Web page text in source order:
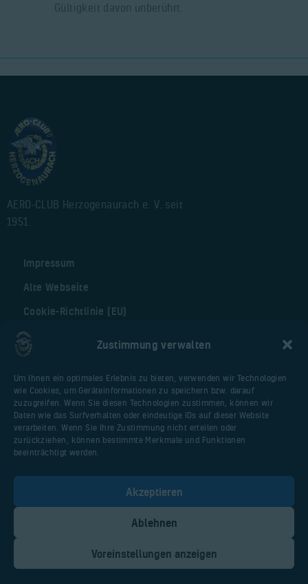
Zustimmung verwalten
Um Ihnen ein optimales Erlebnis zu bieten, verwenden wir Technologien
wie Cookies, um Geräteinformationen zu speichern bzw. darauf
zuzugreifen. Wenn Sie diesen Technologien zustimmen, können wir
Daten wie das Surfverhalten oder eindeutige IDs auf dieser Website
verarbeiten. Wenn Sie Ihre Zustimmung nicht erteilen oder
zurückziehen, können bestimmte Merkmale und Funktionen
beeinträchtigt werden.
Akzeptieren
Ablehnen
Voreinstellungen anzeigen
Gültigkeit davon unberührt.
AERO-CLUB Herzogenaurach e. V. seit
1951.
Impressum
Alte Webseite
Cookie-Richtlinie (EU)
Nützliche Seiten
Webseite Flugplatz
Vereinsfliegerportal
Huberschrauberschulung.de
Malter AIR Service
AOPA Deutschland
PPL-Theorieschule Uwe Dittmar / Anjte
AERO-CLUB Herzogenaurach e. V. ©
2026. All Rights Reserved.